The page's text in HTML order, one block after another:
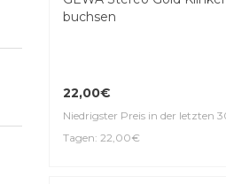
Niedrigster Preis in der letzten 30